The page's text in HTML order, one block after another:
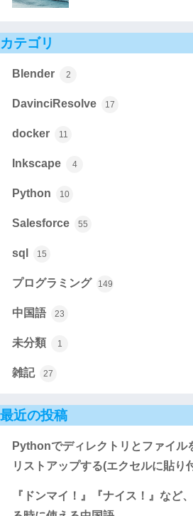
カテゴリ
Blender 2
DavinciResolve 17
docker 11
Inkscape 4
Python 10
Salesforce 55
sql 15
プログラミング 149
中国語 23
未分類 1
雑記 27
最近の投稿
Pythonでディレクトリとファイル
リストアップする(エクセルに貼り
『ドンマイ！』『ナイス！』など